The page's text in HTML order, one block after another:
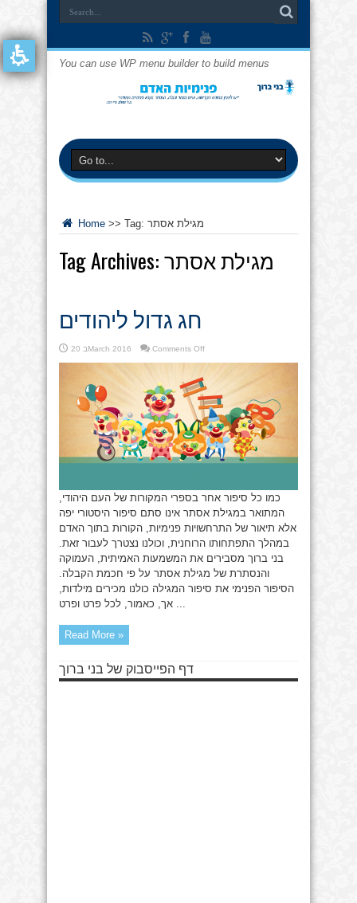
You can use WP menu builder to build menus
Home >> Tag: מגילת אסתר
Tag Archives:מגילת אסתר
חג גדול ליהודים
20 בMarch 2016 Comments Offon
גדול
כמו כל סיפור אחר בספרי המקורות של העם היהודי,
המתואר במגילת אסתר אינו סתם סיפור היסטורי יפה
אלא תיאור של התרחשויות פנימיות, הקורות בתוך האדם
במהלך התפתחותו הרוחנית, וכולנו נצטרך לעבור זאת.
בני ברוך מסבירים את המשמעות האמיתית, העמוקה
והנסתרת של מגילת אסתר על פי חכמת הקבלה.
הסיפור הפנימי את סיפור המגילה כולנו מכירים מילדות,
אך, כאמור, לכל פרט ופרט ...
Read More »
דף הפייסבוק של בני ברוך